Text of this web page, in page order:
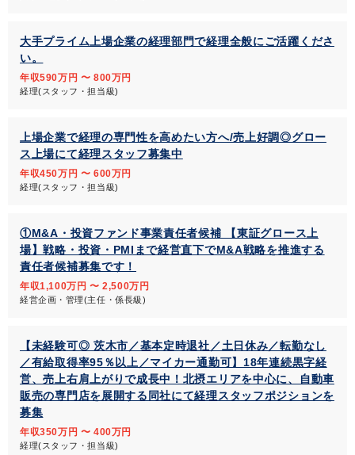
大手プライム上場企業の経理部門で経理全般にご活躍くださ
い。
年収590万円 〜 800万円
経理(スタッフ・担当級)
上場企業で経理の専門性を高めたい方へ/売上好調◎グロー
ス上場にて経理スタッフ募集中
年収450万円 〜 600万円
経理(スタッフ・担当級)
①M&A・投資ファンド事業責任者候補 【東証グロース上
場】戦略・投資・PMIまで経営直下でM&A戦略を推進する
責任者候補募集です！
年収1,100万円 〜 2,500万円
経営企画・管理(主任・係長級)
【未経験可◎ 茨木市／基本定時退社／土日休み／転勤なし
／有給取得率95％以上／マイカー通勤可】18年連続黒字経
営、売上右肩上がりで成長中！北摂エリアを中心に、自動車
販売の専門店を展開する同社にて経理スタッフポジションを
募集
年収350万円 〜 400万円
経理(スタッフ・担当級)